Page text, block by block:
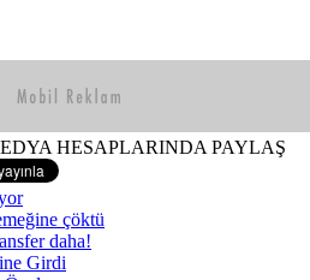
HESAPLARINDA PAYLAŞ